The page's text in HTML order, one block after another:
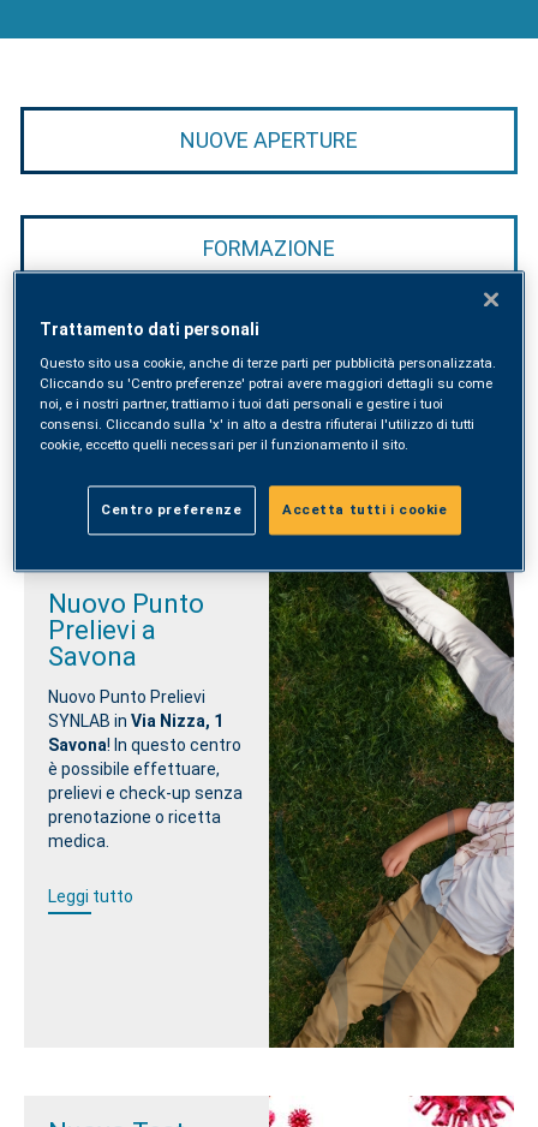
NUOVE APERTURE
FORMAZIONE
EVENTI
Nuovo Punto
Prelievi a
Savona
Nuovo Punto Prelievi
SYNLAB in Via Nizza, 1
Savona! In questo centro
è possibile effettuare,
prelievi e check-up senza
prenotazione o ricetta
medica.
Leggi tutto
Trattamento dati personali
Questo sito usa cookie, anche di terze parti per pubblicità personalizzata.
Cliccando su 'Centro preferenze' potrai avere maggiori dettagli su come
noi, e i nostri partner, trattiamo i tuoi dati personali e gestire i tuoi
consensi. Cliccando sulla 'x' in alto a destra rifiuterai l'utilizzo di tutti
cookie, eccetto quelli necessari per il funzionamento il sito.
Centro preferenze Accetta tutti i cookie